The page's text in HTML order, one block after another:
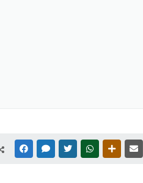
FACEBOOKMESSENGER
TWITTERWHATSAPP